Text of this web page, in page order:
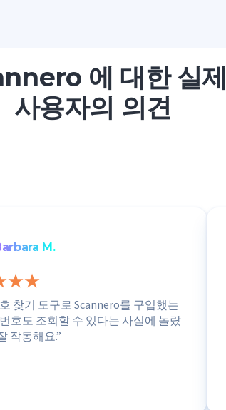
에 대한 실제
사용자의 의견
M.
찾기 도구로 Scannero를 구입했는
호도 조회할 수 있다는 사실에 놀랐
작동해요.”